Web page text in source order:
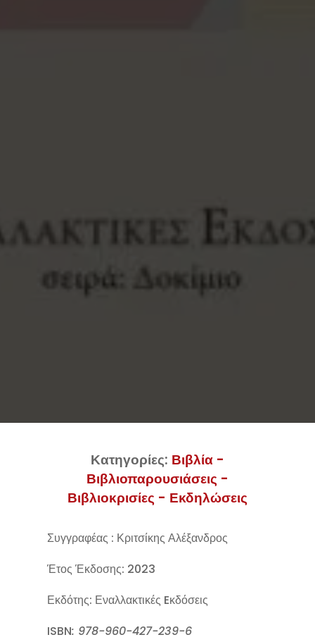
Κατηγορίες: Βιβλία -
Βιβλιοπαρουσιάσεις -
Βιβλιοκρισίες - Εκδηλώσεις
Συγγραφέας : Κριτσίκης Αλέξανδρος
Έτος Έκδοσης: 2023
Εκδότης: Εναλλακτικές Eκδόσεις
ISBN: 978-960-427-239-6